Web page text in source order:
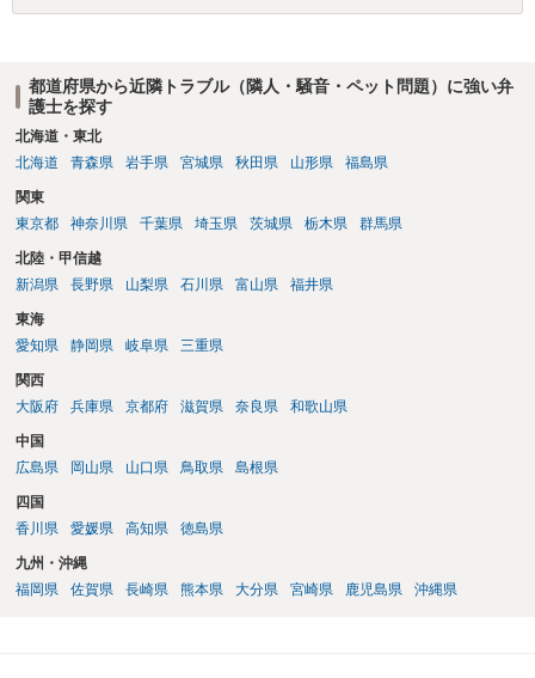
都道府県から近隣トラブル（隣人・騒音・ペット問題）に強い弁
護士を探す
北海道・東北
北海道
青森県 岩手県 宮城県 秋田県 山形県 福島県
関東
東京都
神奈川県 千葉県 埼玉県 茨城県 栃木県 群馬県
北陸・甲信越
新潟県
長野県 山梨県 石川県 富山県 福井県
東海
愛知県
静岡県 岐阜県 三重県
関西
大阪府
兵庫県 京都府 滋賀県 奈良県 和歌山県
中国
広島県
岡山県 山口県 鳥取県 島根県
四国
香川県
愛媛県 高知県 徳島県
九州・沖縄
福岡県
佐賀県 長崎県 熊本県 大分県 宮崎県 鹿児島県 沖縄県